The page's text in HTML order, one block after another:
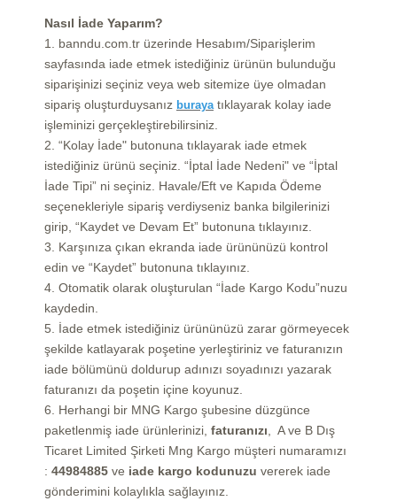
Nasıl İade Yaparım?
1. banndu.com.tr üzerinde Hesabım/Siparişlerim
sayfasında iade etmek istediğiniz ürünün bulunduğu
siparişinizi seçiniz veya web sitemize üye olmadan
sipariş oluşturduysanız buraya tıklayarak kolay iade
işleminizi gerçekleştirebilirsiniz.
2. “Kolay İade" butonuna tıklayarak iade etmek
istediğiniz ürünü seçiniz. “İptal İade Nedeni" ve “İptal
İade Tipi” ni seçiniz. Havale/Eft ve Kapıda Ödeme
seçenekleriyle sipariş verdiyseniz banka bilgilerinizi
girip, “Kaydet ve Devam Et” butonuna tıklayınız.
3. Karşınıza çıkan ekranda iade ürününüzü kontrol
edin ve “Kaydet” butonuna tıklayınız.
4. Otomatik olarak oluşturulan “İade Kargo Kodu”nuzu
kaydedin.
5. İade etmek istediğiniz ürününüzü zarar görmeyecek
şekilde katlayarak poşetine yerleştiriniz ve faturanızın
iade bölümünü doldurup adınızı soyadınızı yazarak
faturanızı da poşetin içine koyunuz.
6. Herhangi bir MNG Kargo şubesine düzgünce
paketlenmiş iade ürünlerinizi, faturanızı
A ve B Dış
Ticaret Limited Şirketi Mng Kargo müşteri numaramızı
: 44984885 ve iade kargo kodunuzu vererek iade
gönderimini kolaylıkla sağlayınız.